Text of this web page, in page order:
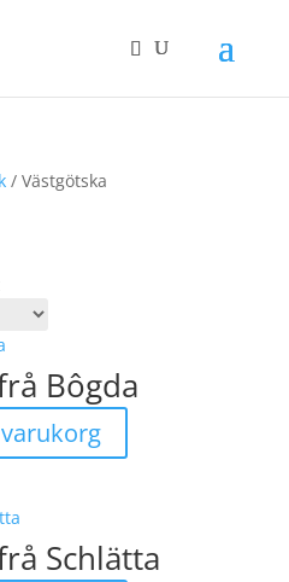
/ Västgötska
Bôgda
Schlätta